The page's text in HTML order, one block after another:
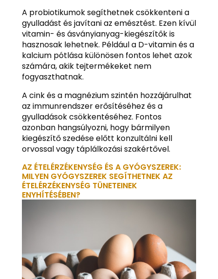
A probiotikumok segíthetnek csökkenteni a
gyulladást és javítani az emésztést. Ezen kívül
vitamin- és ásványianyag-kiegészítők is
hasznosak lehetnek. Például a D-vitamin és a
kalcium pótlása különösen fontos lehet azok
számára, akik tejtermékeket nem
fogyaszthatnak.
A cink és a magnézium szintén hozzájárulhat
az immunrendszer erősítéséhez és a
gyulladások csökkentéséhez. Fontos
azonban hangsúlyozni, hogy bármilyen
kiegészítő szedése előtt konzultálni kell
orvossal vagy táplálkozási szakértővel.
AZ ÉTELÉRZÉKENYSÉG ÉS A GYÓGYSZEREK:
MILYEN GYÓGYSZEREK SEGÍTHETNEK AZ
ÉTELÉRZÉKENYSÉG TÜNETEINEK
ENYHÍTÉSÉBEN?